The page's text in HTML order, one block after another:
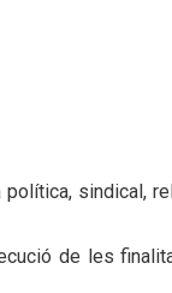
sindical,
de les